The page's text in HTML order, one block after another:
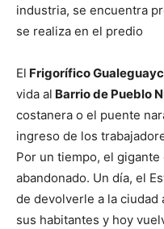
industria, se encuentra
se realiza en el predio
El Frigorífico
vida al Barrio de Pueblo
costanera o el puente
ingreso de los
Por un tiempo, el
abandonado. Un día, el
de devolverle a la ciudad
sus habitantes y hoy